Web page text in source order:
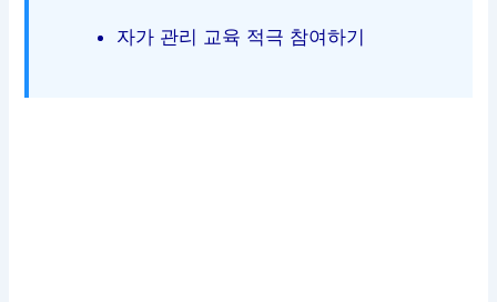
자가 관리 교육 적극 참여하기